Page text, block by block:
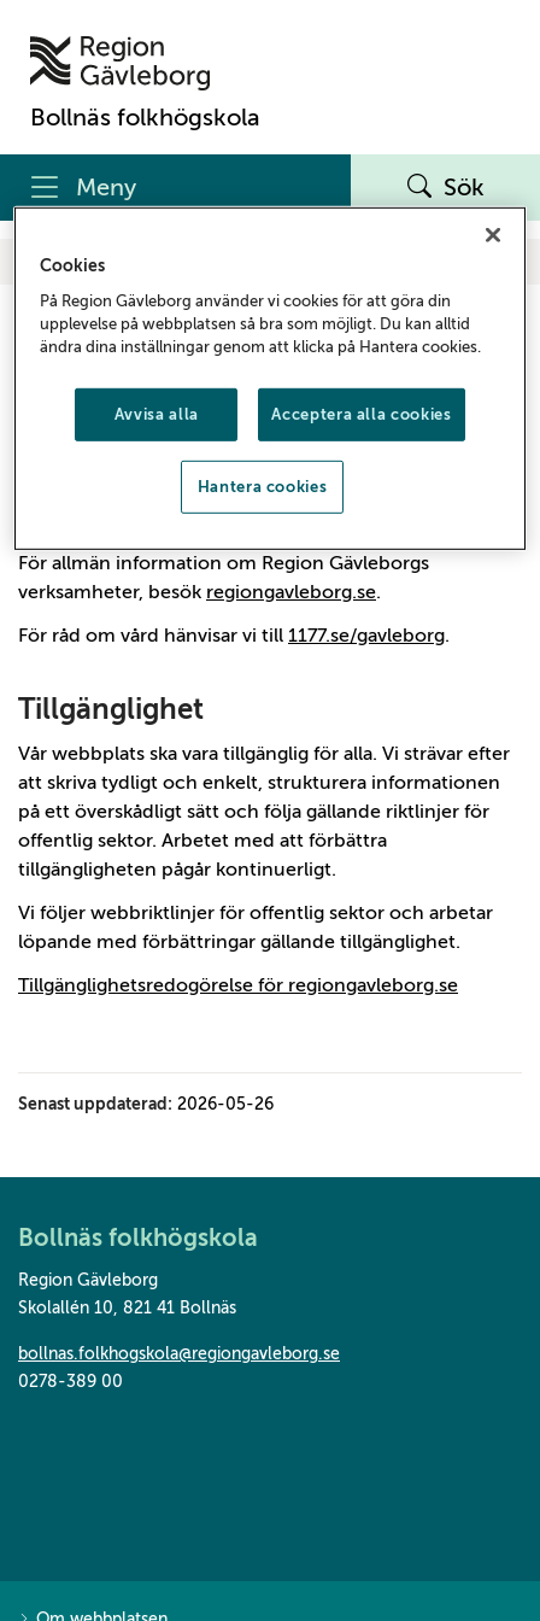
Bollnäs folkhögskola
Meny Sök
Bollnäs folkhögskola
Om webbplatsen
Bollnas folkhögskolas webbplats innehåller
information om skolans utbildningar, kurser och
verksamhet samt aktuella nyheter och evenemang.
Webbplatsen är en del av Region Gävleborgs officiella
webbplats regiongavleborg.se.
För allmän information om Region Gävleborgs
verksamheter, besök regiongavleborg.se.
För råd om vård hänvisar vi till 1177.se/gavleborg.
Tillgänglighet
Vår webbplats ska vara tillgänglig för alla. Vi strävar efter
att skriva tydligt och enkelt, strukturera informationen
på ett överskådligt sätt och följa gällande riktlinjer för
offentlig sektor. Arbetet med att förbättra
tillgängligheten pågår kontinuerligt.
Vi följer webbriktlinjer för offentlig sektor och arbetar
löpande med förbättringar gällande tillgänglighet.
Tillgänglighetsredogörelse för regiongavleborg.se
Senast uppdaterad: 2026-05-26
Bollnäs folkhögskola
Region Gävleborg
Skolallén 10, 821 41 Bollnäs
bollnas.folkhogskola@regiongavleborg.se
0278-389 00
Cookies
På Region Gävleborg använder vi cookies för att göra din
upplevelse på webbplatsen så bra som möjligt. Du kan alltid
ändra dina inställningar genom att klicka på Hantera cookies.
Avvisa alla Acceptera alla cookies
Hantera cookies